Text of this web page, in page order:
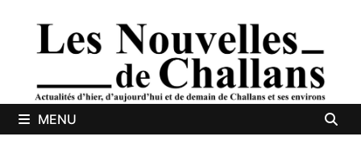
MENU